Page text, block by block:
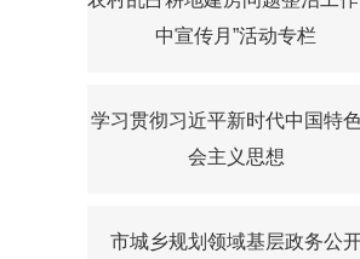
中宣传月”活动专栏
学习贯彻习近平新时代中国特
会主义思想
市城乡规划领域基层政务公